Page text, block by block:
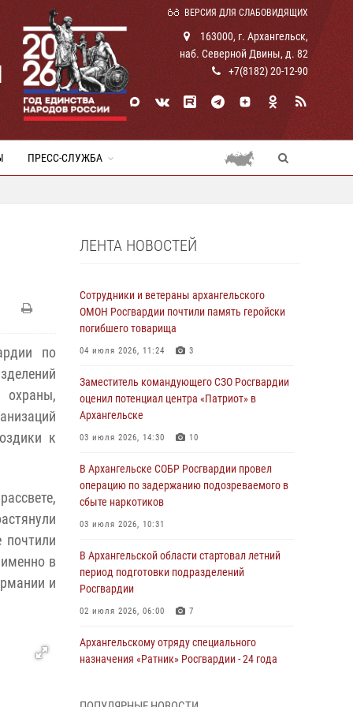
ВЕРСИЯ ДЛЯ СЛАБОВИДЯЩИХ
163000, г. Архангельск,
наб. Северной Двины, д. 82
+7(8182) 20-12-90
ПРЕСС-СЛУЖБА
по
к
в
и
ЛЕНТА НОВОСТЕЙ
Сотрудники и ветераны архангельского
ОМОН Росгвардии почтили память геройски
погибшего товарища
04 июля 2026, 11:24 3
Заместитель командующего СЗО Росгвардии
оценил потенциал центра «Патриот» в
Архангельске
03 июля 2026, 14:30 10
В Архангельске СОБР Росгвардии провел
операцию по задержанию подозреваемого в
сбыте наркотиков
03 июля 2026, 10:31
В Архангельской области стартовал летний
период подготовки подразделений
Росгвардии
02 июля 2026, 06:00 7
Архангельскому отряду специального
назначения «Ратник» Росгвардии - 24 года